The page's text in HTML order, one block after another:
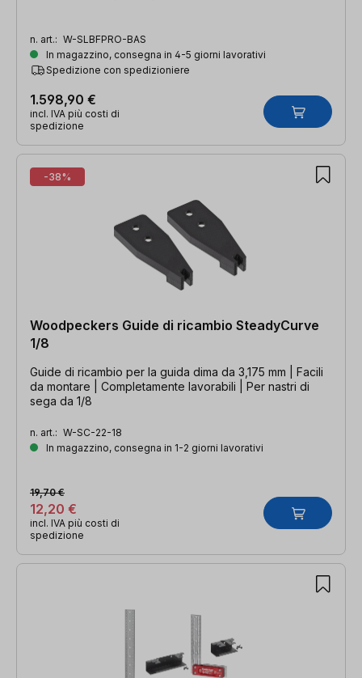
n. art.: W-SLBFPRO-BAS
In magazzino, consegna in 4-5 giorni lavorativi
Spedizione con spedizioniere
1.598,90 €
incl. IVA più costi di
spedizione
-38%
Woodpeckers Guide di ricambio SteadyCurve
1/8
Guide di ricambio per la guida dima da 3,175 mm | Facili
da montare | Completamente lavorabili | Per nastri di
sega da 1/8
n. art.: W-SC-22-18
In magazzino, consegna in 1-2 giorni lavorativi
12,20 €
19,70 €
incl. IVA più costi di
spedizione